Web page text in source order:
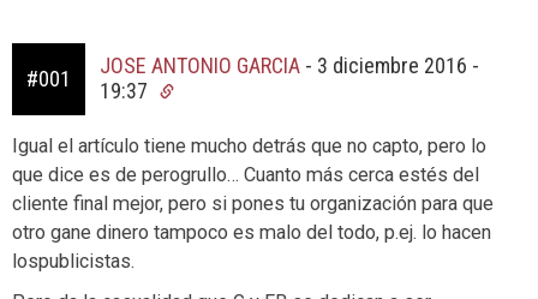
#001
JOSE ANTONIO GARCIA - 3 diciembre 2016 -
19:37
Igual el artículo tiene mucho detrás que no capto, pero lo
que dice es de perogrullo… Cuanto más cerca estés del
cliente final mejor, pero si pones tu organización para que
otro gane dinero tampoco es malo del todo, p.ej. lo hacen
lospublicistas.